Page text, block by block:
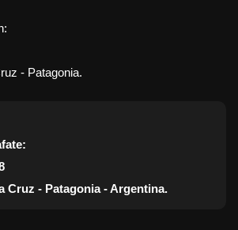
- Patagonia.
Cruz - Patagonia - Argentina.